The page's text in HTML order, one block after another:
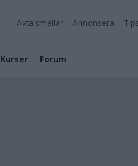
Avtalsmallar Annonsera
Kurser Forum